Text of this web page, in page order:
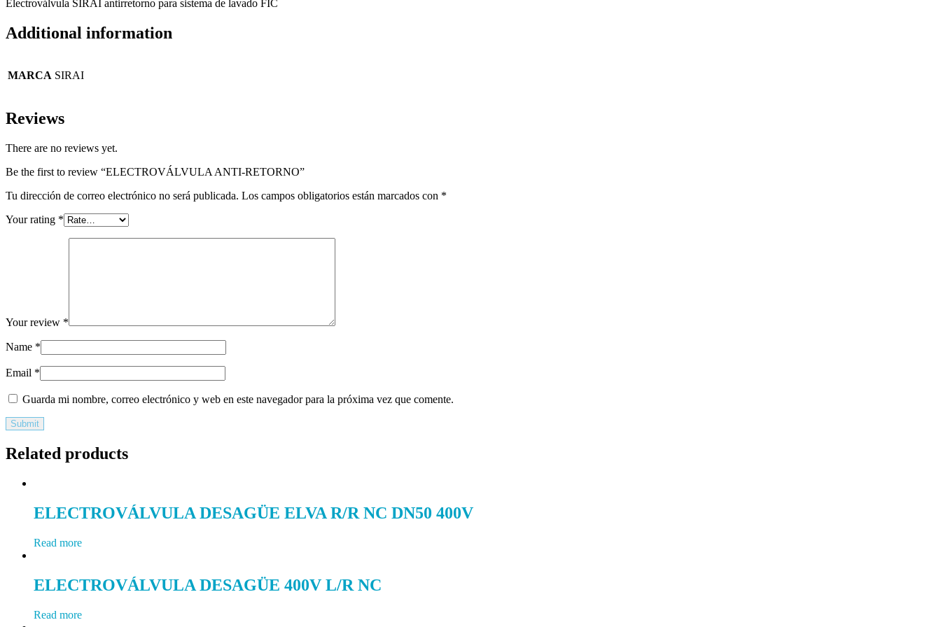
Electroválvula SIRAI antirretorno para sistema de lavado FIC
Additional information
MARCA SIRAI
Reviews
There are no reviews yet.
Be the first to review “ELECTROVÁLVULA ANTI-RETORNO”
Tu dirección de correo electrónico no será publicada. Los campos obligatorios están marcados con *
Your rating *
Your review *
Name *
Email *
Guarda mi nombre, correo electrónico y web en este navegador para la próxima vez que comente.
Related products
ELECTROVÁLVULA DESAGÜE ELVA R/R NC DN50 400V
Read more
ELECTROVÁLVULA DESAGÜE 400V L/R NC
Read more